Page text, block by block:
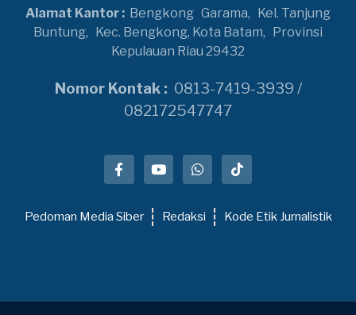
Alamat Kantor : Bengkong Garama, Kel. Tanjung
Buntung, Kec. Bengkong, Kota Batam, Provinsi
Kepulauan Riau 29432
Nomor Kontak : 0813-7419-3939 /
082172547747
Pedoman Media Siber Redaksi Kode Etik Jurnalistik